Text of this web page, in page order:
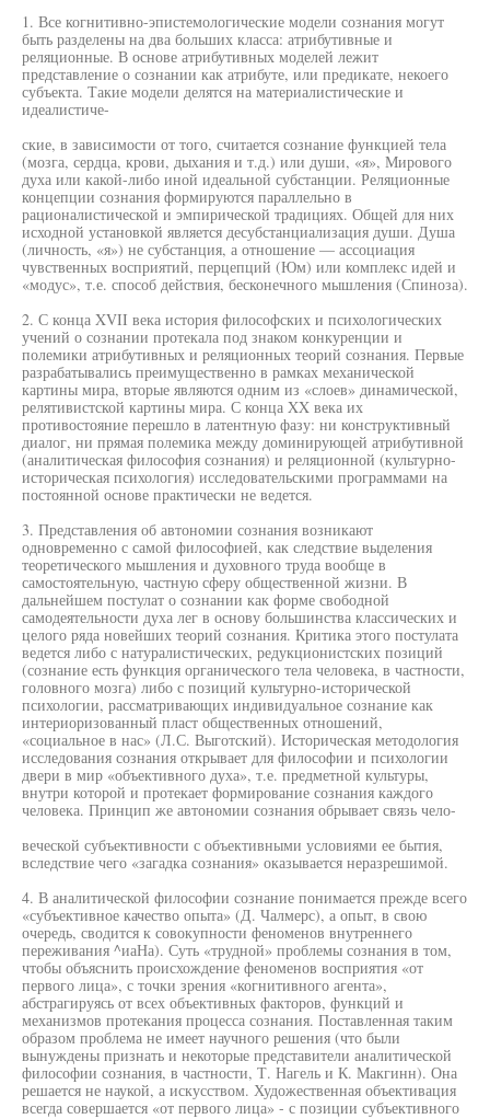
1. Все когнитивно-эпистемологические модели сознания могут
быть разделены на два больших класса: атрибутивные и
реляционные. В основе атрибутивных моделей лежит
представление о сознании как атрибуте, или предикате, некоего
субъекта. Такие модели делятся на материалистические и
идеалистиче-
ские, в зависимости от того, считается сознание функцией тела
(мозга, сердца, крови, дыхания и т.д.) или души, «я», Мирового
духа или какой-либо иной идеальной субстанции. Реляционные
концепции сознания формируются параллельно в
рационалистической и эмпирической традициях. Общей для них
исходной установкой является десубстанциализация души. Душа
(личность, «я») не субстанция, а отношение — ассоциация
чувственных восприятий, перцепций (Юм) или комплекс идей и
«модус», т.е. способ действия, бесконечного мышления (Спиноза).
2. С конца XVII века история философских и психологических
учений о сознании протекала под знаком конкуренции и
полемики атрибутивных и реляционных теорий сознания. Первые
разрабатывались преимущественно в рамках механической
картины мира, вторые являются одним из «слоев» динамической,
релятивистской картины мира. С конца XX века их
противостояние перешло в латентную фазу: ни конструктивный
диалог, ни прямая полемика между доминирующей атрибутивной
(аналитическая философия сознания) и реляционной (культурно-
историческая психология) исследовательскими программами на
постоянной основе практически не ведется.
3. Представления об автономии сознания возникают
одновременно с самой философией, как следствие выделения
теоретического мышления и духовного труда вообще в
самостоятельную, частную сферу общественной жизни. В
дальнейшем постулат о сознании как форме свободной
самодеятельности духа лег в основу большинства классических и
целого ряда новейших теорий сознания. Критика этого постулата
ведется либо с натуралистических, редукционистских позиций
(сознание есть функция органического тела человека, в частности,
головного мозга) либо с позиций культурно-исторической
психологии, рассматривающих индивидуальное сознание как
интериоризованный пласт общественных отношений,
«социальное в нас» (Л.С. Выготский). Историческая методология
исследования сознания открывает для философии и психологии
двери в мир «объективного духа», т.е. предметной культуры,
внутри которой и протекает формирование сознания каждого
человека. Принцип же автономии сознания обрывает связь чело-
веческой субъективности с объективными условиями ее бытия,
вследствие чего «загадка сознания» оказывается неразрешимой.
4. В аналитической философии сознание понимается прежде всего
«субъективное качество опыта» (Д. Чалмерс), а опыт, в свою
очередь, сводится к совокупности феноменов внутреннего
переживания ^иаНа). Суть «трудной» проблемы сознания в том,
чтобы объяснить происхождение феноменов восприятия «от
первого лица», с точки зрения «когнитивного агента»,
абстрагируясь от всех объективных факторов, функций и
механизмов протекания процесса сознания. Поставленная таким
образом проблема не имеет научного решения (что были
вынуждены признать и некоторые представители аналитической
философии сознания, в частности, Т. Нагель и К. Макгинн). Она
решается не наукой, а искусством. Художественная объективация
всегда совершается «от первого лица» - с позиции субъективного